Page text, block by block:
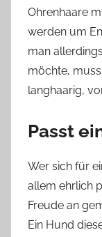
Ohrenhaare
werden um
man
möchte,
langhaarig,
Passt
Wer sich für
allem ehrlich
Freude an
Ein Hund